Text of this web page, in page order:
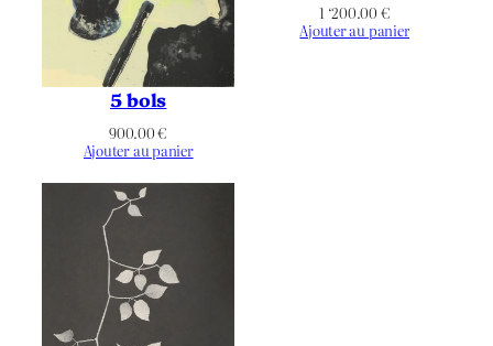
5 bols
900.00€
Ajouter au panier
1 ‘200.00 €
Ajouter au panier